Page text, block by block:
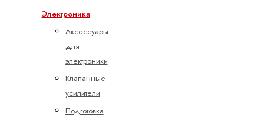
Электроника
Аксессуары
для
электроники
Клапанные
усилители
Подготовка